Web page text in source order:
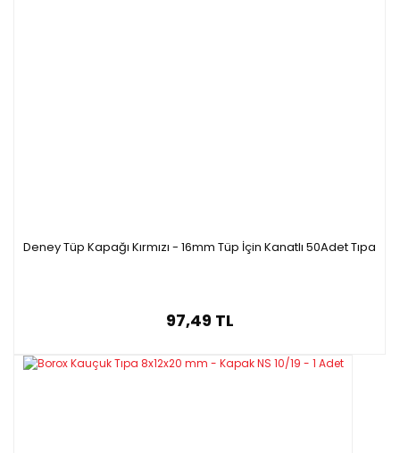
Deney Tüp Kapağı Kırmızı - 16mm Tüp İçin Kanatlı 50Adet Tıpa
97,49 TL